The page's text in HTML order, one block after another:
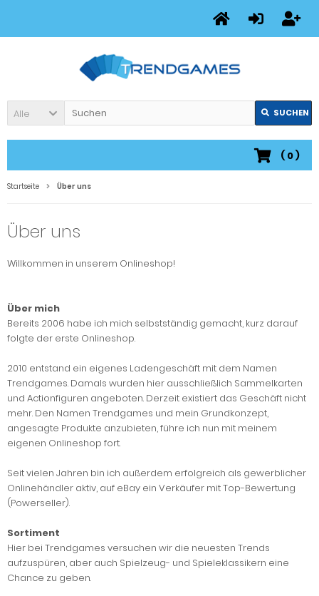
Alle SUCHEN
( 0)
Startseite Über uns
Über uns
Willkommen in unserem Onlineshop!
Über mich
Bereits 2006 habe ich mich selbstständig gemacht, kurz darauf
folgte der erste Onlineshop.
2010 entstand ein eigenes Ladengeschäft mit dem Namen
Trendgames. Damals wurden hier ausschließlich Sammelkarten
und Actionfiguren angeboten. Derzeit existiert das Geschäft nicht
mehr. Den Namen Trendgames und mein Grundkonzept,
angesagte Produkte anzubieten, führe ich nun mit meinem
eigenen Onlineshop fort.
Seit vielen Jahren bin ich außerdem erfolgreich als gewerblicher
Onlinehändler aktiv, auf eBay ein Verkäufer mit Top-Bewertung
(Powerseller).
Sortiment
Hier bei Trendgames versuchen wir die neuesten Trends
aufzuspüren, aber auch Spielzeug- und Spieleklassikern eine
Chance zu geben.